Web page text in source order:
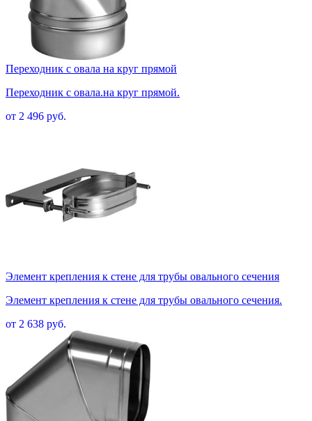
Переходник с овала на круг прямой
Переходник с овала.на круг прямой.
от 2 496 руб.
Элемент крепления к стене для трубы овального сечения
Элемент крепления к стене для трубы овального сечения.
от 2 638 руб.